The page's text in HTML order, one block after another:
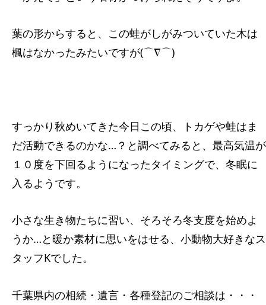
葉の形からすると、この蛙がしがみついていた木は
楓はなかったみたいですが(⌒∇⌒)
すっかり秋めいてきた今日この頃、トカゲや蛙はま
だ活動できるのかな…？と調べてみると、最高気温が
１０度を下回るようになったタイミングで、冬眠に
入るようです。
小さな生き物たちに習い、そろそろ冬支度を始めよ
うか…と暖か素材に思いをはせる、小動物大好きなス
タッフKでした。
千葉県内の相続・遺言・各種登記のご相談は・・・